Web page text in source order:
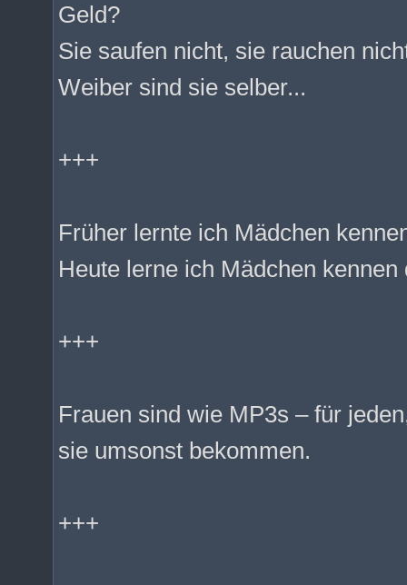
Geld?
Sie saufen nicht, sie rauchen
Weiber sind sie selber...
+++
Früher lernte ich Mädchen
Heute lerne ich Mädchen
+++
Frauen sind wie MP3s – für
sie umsonst bekommen.
+++